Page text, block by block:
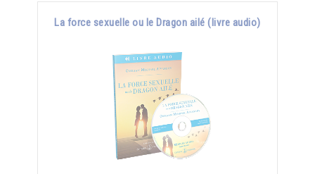
La force sexuelle ou le Dragon ailé (livre audio)